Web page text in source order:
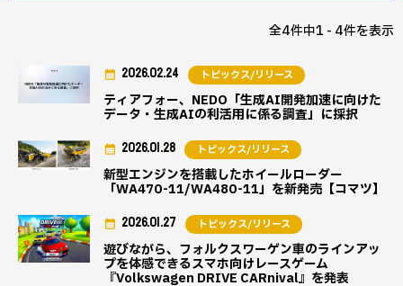
全4件中1 - 4件を表示
ティアフォー、NEDO「生成AI開発加速に向けた
データ・生成AIの利活用に係る調査」に採択
2026.02.24 トピックス/リリース
新型エンジンを搭載したホイールローダー
「WA470-11/WA480-11」を新発売【コマツ】
2026.01.28 トピックス/リリース
遊びながら、フォルクスワーゲン車のラインアッ
プを体感できるスマホ向けレースゲーム
『Volkswagen DRIVE CARnival』を発表
2026.01.27 トピックス/リリース